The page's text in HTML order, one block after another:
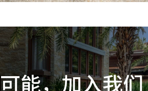
能，加入我们